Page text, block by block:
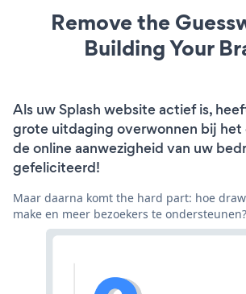
Remove the
Building Your
Als uw Splash website actief is,
grote uitdaging overwonnen bij het
de online aanwezigheid van uw
gefeliciteerd!
Maar daarna komt the hard part: hoe
make en meer bezoekers te ondersteunen?